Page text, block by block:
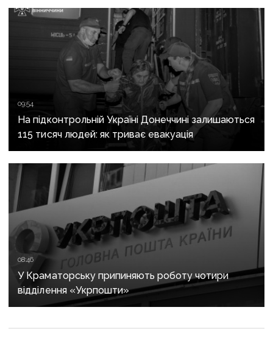
09:54
На підконтрольній Україні Донеччині залишаються
115 тисяч людей: як триває евакуація
08:46
У Краматорську припиняють роботу чотири
відділення «Укрпошти»